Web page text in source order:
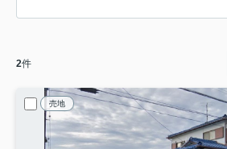
2件
売地